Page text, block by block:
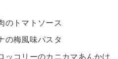
のトマトソース
の梅風味パスタ
ッコリーのカニカマあんかけ